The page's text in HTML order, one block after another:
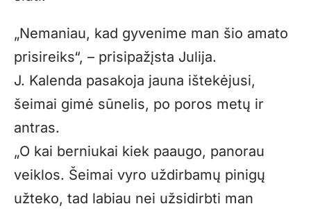
„Nemaniau, kad gyvenime man šio amato
prisireiks“, – prisipažįsta Julija.
J. Kalenda pasakoja jauna ištekėjusi,
šeimai gimė sūnelis, po poros metų ir
antras.
„O kai berniukai kiek paaugo, panorau
veiklos. Šeimai vyro uždirbamų pinigų
užteko, tad labiau nei užsidirbti man